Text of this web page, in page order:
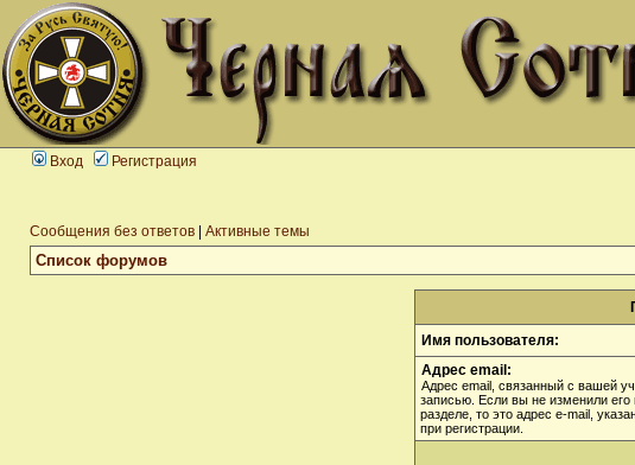
Вход Регистрация
Сообщения без ответов Активные темы
Список форумов
Имя пользователя:
Адрес email:
Адрес email, связанный с вашей
записью. Если вы не изменили его
разделе, то это адрес e-mail,
при регистрации.